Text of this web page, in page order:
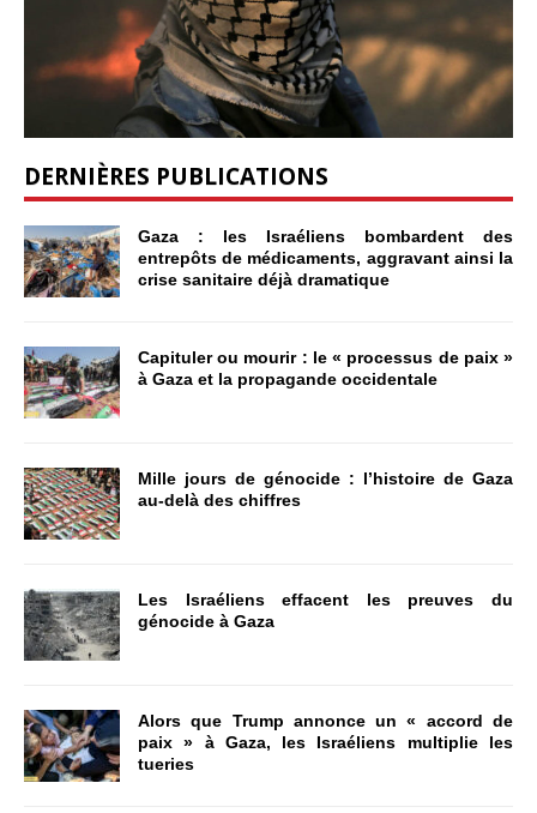
DERNIÈRES PUBLICATIONS
Gaza : les Israéliens bombardent des
entrepôts de médicaments, aggravant ainsi la
crise sanitaire déjà dramatique
Capituler ou mourir : le « processus de paix »
à Gaza et la propagande occidentale
Mille jours de génocide : l’histoire de Gaza
au-delà des chiffres
Les Israéliens effacent les preuves du
génocide à Gaza
Alors que Trump annonce un « accord de
paix » à Gaza, les Israéliens multiplie les
tueries